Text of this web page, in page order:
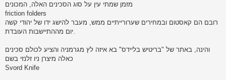
מזמן שמתי עין על סוג הסכינים האלה, המכונים
friction folders
רובם הם קאסטום ובמחירים שערורייתיים ממש, מעבר להישג ידו של יהודי קשה
יום מההתיישבות העובדת.
והינה, באתר של "בריטיש בליידס" בא איזה לץ מגרמניה והציע לכולם סכינים
כאלה מיצרן ניו זלנזי בשם
Svord Knife